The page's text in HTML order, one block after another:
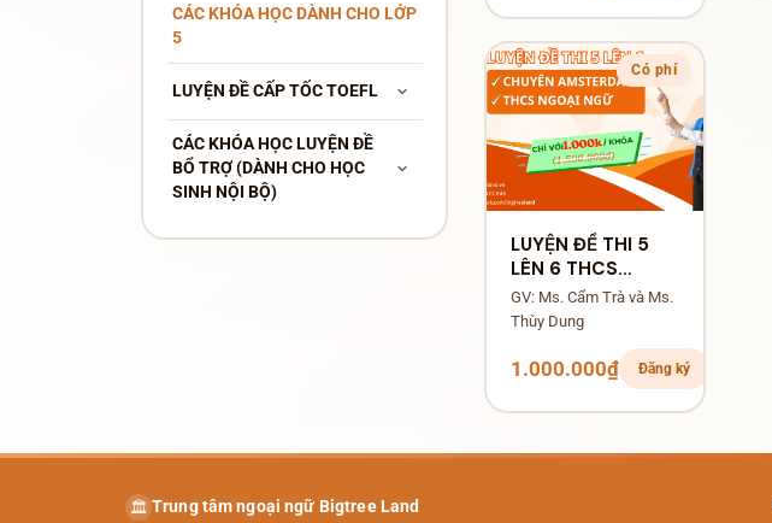
CÁC KHÓA HỌC DÀNH CHO LỚP
5
LUYỆN ĐỀ CẤP TỐC TOEFL
CÁC KHÓA HỌC LUYỆN ĐỀ
BỔ TRỢ (DÀNH CHO HỌC
SINH NỘI BỘ)
Có phí
LUYỆN ĐỀ THI 5
LÊN 6 THCS
NGOẠI NGỮ &
AMSTERDAM
GV: Ms. Cẩm Trà và Ms.
Thùy Dung
1.000.000₫ Đăng ký
🏛️ Trung tâm ngoại ngữ Bigtree Land